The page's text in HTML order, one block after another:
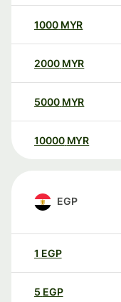
1000 MYR
2000 MYR
5000 MYR
10000 MYR
EGP
1 EGP
5 EGP